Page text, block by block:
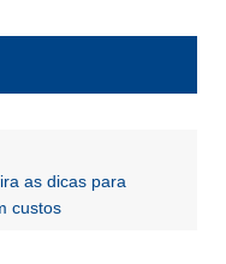
as dicas para
custos